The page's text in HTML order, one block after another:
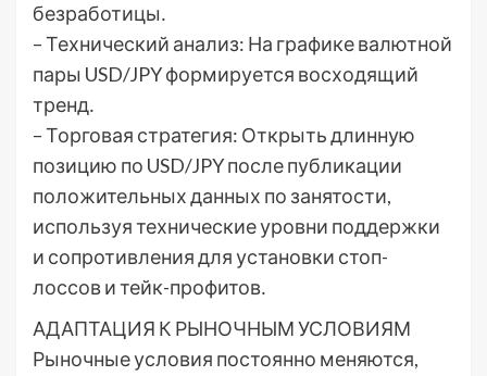
безработицы․
– Технический анализ: На графике валютной
пары USD/JPY формируется восходящий
тренд․
– Торговая стратегия: Открыть длинную
позицию по USD/JPY после публикации
положительных данных по занятости,
используя технические уровни поддержки
и сопротивления для установки стоп-
лоссов и тейк-профитов․
АДАПТАЦИЯ К РЫНОЧНЫМ УСЛОВИЯМ
Рыночные условия постоянно меняются,